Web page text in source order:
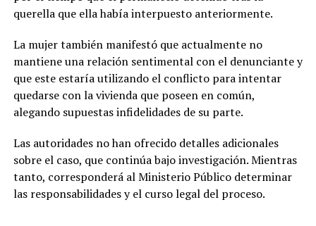
querella que ella había interpuesto anteriormente.
La mujer también manifestó que actualmente no
mantiene una relación sentimental con el denunciante y
que este estaría utilizando el conflicto para intentar
quedarse con la vivienda que poseen en común,
alegando supuestas infidelidades de su parte.
Las autoridades no han ofrecido detalles adicionales
sobre el caso, que continúa bajo investigación. Mientras
tanto, corresponderá al Ministerio Público determinar
las responsabilidades y el curso legal del proceso.